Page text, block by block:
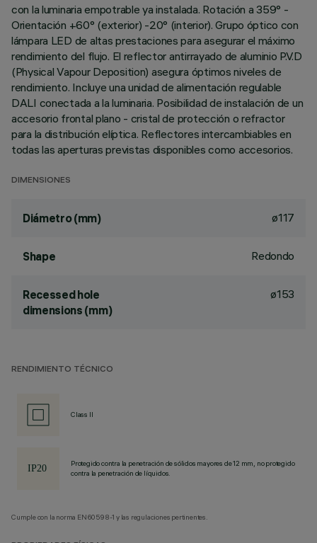
con la luminaria empotrable ya instalada. Rotación a 359° -
Orientación +60° (exterior) -20° (interior). Grupo óptico con
lámpara LED de altas prestaciones para asegurar el máximo
rendimiento del flujo. El reflector antirrayado de aluminio P.V.D
(Physical Vapour Deposition) asegura óptimos niveles de
rendimiento. Incluye una unidad de alimentación regulable
DALI conectada a la luminaria. Posibilidad de instalación de un
accesorio frontal plano - cristal de protección o refractor
para la distribución elíptica. Reflectores intercambiables en
todas las aperturas previstas disponibles como accesorios.
DIMENSIONES
Diámetro (mm) ø117
Shape Redondo
Recessed hole
dimensions (mm)
ø153
RENDIMIENTO TÉCNICO
Class II
Protegido contra la penetración de sólidos mayores de 12 mm, no protegido
contra la penetración de líquidos.
Cumple con la norma EN60598-1 y las regulaciones pertinentes.